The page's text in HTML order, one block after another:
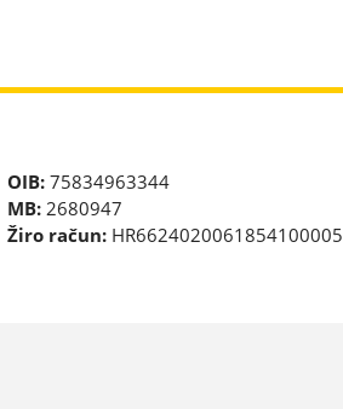
OIB: 75834963344
MB: 2680947
Žiro račun: HR6624020061854100005